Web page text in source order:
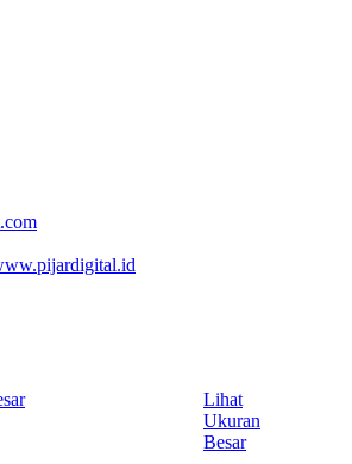
Lihat
Ukuran
Besar